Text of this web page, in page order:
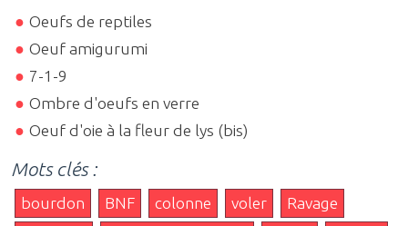
Oeufs de reptiles
Oeuf amigurumi
7-1-9
Ombre d'oeufs en verre
Oeuf d'oie à la fleur de lys (bis)
Mots clés :
bourdon BNF colonne voler
Ravage